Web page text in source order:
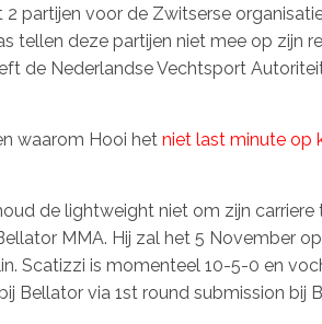
partijen voor de Zwitserse
tellen deze partijen niet mee op zijn
de Nederlandse Vechtsport
waarom Hooi het niet last minute op
de lightweight niet om zijn
MMA. Hij zal het 5 November
Scatizzi is momenteel 10-5-0 en
Bellator via 1st round submission bij